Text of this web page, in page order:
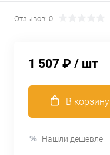
Отзывов: 0
1 507 ₽ / шт
В корзину
Нашли дешевле